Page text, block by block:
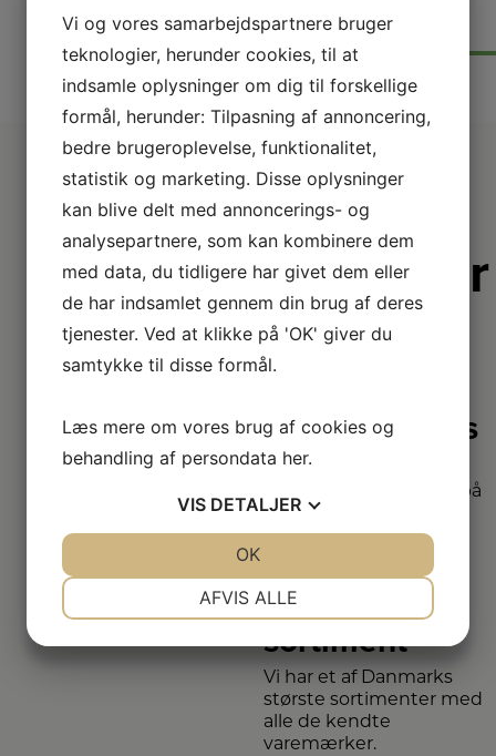
LÆS MERE LÆS MERE
Derfor er
vi lidt
bedre
2+2 års
garanti
Vi har udvidet garanti på
udvalgte produkter
– så du er sikret i 4 år.
Stort
sortiment
Vi har et af Danmarks
største sortimenter med
alle de kendte
varemærker.
Vi og vores samarbejdspartnere bruger
teknologier, herunder cookies, til at
indsamle oplysninger om dig til forskellige
formål, herunder: Tilpasning af annoncering,
bedre brugeroplevelse, funktionalitet,
statistik og marketing. Disse oplysninger
kan blive delt med annoncerings- og
analysepartnere, som kan kombinere dem
med data, du tidligere har givet dem eller
de har indsamlet gennem din brug af deres
tjenester. Ved at klikke på 'OK' giver du
samtykke til disse formål.
Læs mere om vores brug af cookies og
behandling af persondata her.
VIS DETALJER
STATISTIK
AFVIS ALLE
OK